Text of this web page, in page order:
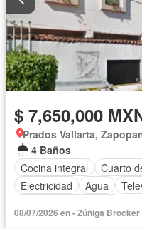
$ 7,650,000
Prados Vallarta,
4 Baños
Cocina integral
Cuarto
Electricidad
Agua
08/07/2026 en - Zúñiga